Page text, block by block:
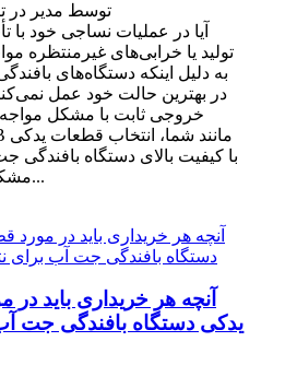
توسط مدیر در تاریخ
آیا در عملیات نساجی خود با
تولید یا خرابی‌های غیرمنتظره
به دلیل اینکه دستگاه‌های
در بهترین حالت خود عمل
خروجی ثابت با مشکل
با کیفیت بالای دستگاه
مشکل فنی نیست...
آنچه هر خریداری باید
یدکی دستگاه بافندگی جت آب